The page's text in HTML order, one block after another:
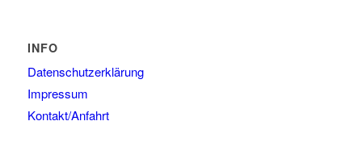
INFO
Datenschutzerklärung
Impressum
Kontakt/Anfahrt